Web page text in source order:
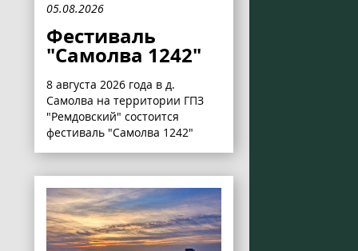
05.08.2026
Фестиваль
"Самолва 1242"
8 августа 2026 года в д.
Самолва на территории ГПЗ
"Ремдовский" состоится
фестиваль "Самолва 1242"